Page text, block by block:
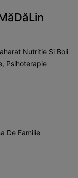
Nutritie Si Boli
Psihoterapie
De Familie